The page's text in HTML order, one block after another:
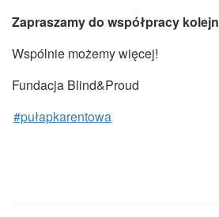
Zapraszamy do współpracy
Wspólnie możemy więcej!
Fundacja Blind&Proud
#pułapkarentowa